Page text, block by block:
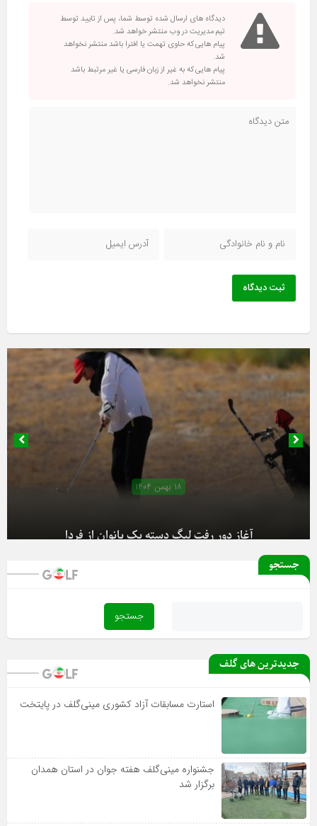
دیدگاه های ارسال شده توسط شما، پس از تایید توسط
تیم مدیریت در وب منتشر خواهد شد.
پیام هایی که حاوی تهمت یا افترا باشد منتشر نخواهد
شد.
پیام هایی که به غیر از زبان فارسی یا غیر مرتبط باشد
منتشر نخواهد شد.
ثبت دیدگاه
۱۸ بهمن ۱۴۰۴
جستجو
جدیدترین های گلف
استارت مسابقات آزاد کشوری مینی‌گلف در پایتخت
جشنواره مینی‌گلف هفته جوان در استان همدان
برگزار شد